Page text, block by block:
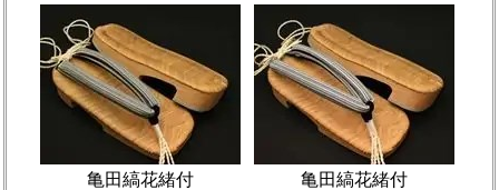
亀田縞花緒付
亀田縞花緒付